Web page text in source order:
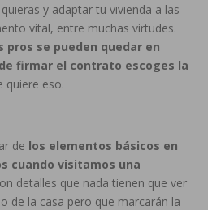
y adaptar tu vivienda a las
vital, entre muchas virtudes.
pros se pueden quedar en
firmar el contrato escoges la
quiere eso.
de los elementos básicos en
cuando visitamos una
detalles que nada tienen que ver
de la casa pero que marcarán la